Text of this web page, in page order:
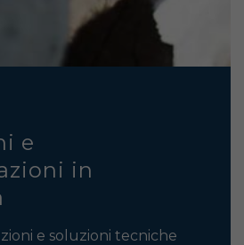
e
in
e soluzioni tecniche